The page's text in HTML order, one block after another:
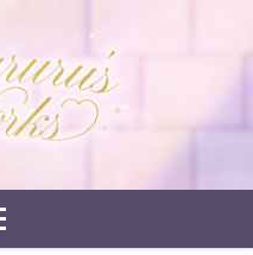
る's
トポートフォリオサイ
。